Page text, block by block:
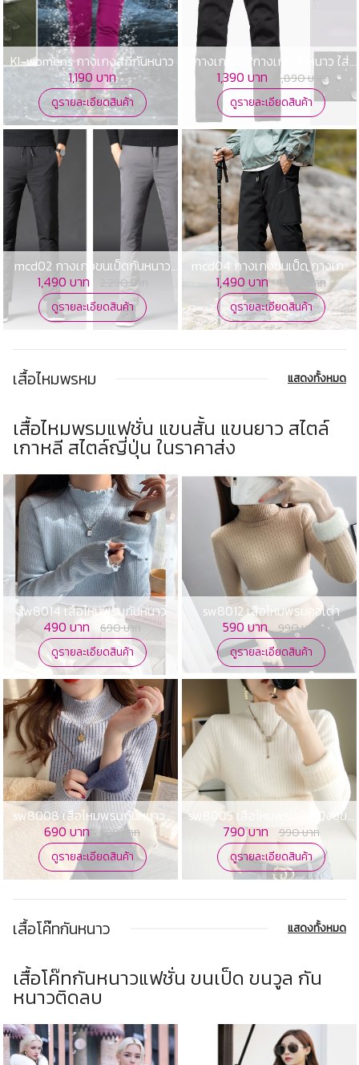
KI-womens กางเกงสกีกันหนาว
1,190 บาท
ดูรายละเอียดสินค้า
กางเกงสกี กางเกงกันหนาว ใส่
เล่นหิมะ Outdoor hiking pant
1,390 บาท
1,890 บาท
ดูรายละเอียดสินค้า
mcd02 กางเกงขนเป็ดกันหนาว
กางเงกันลม
1,490 บาท
2,290 บาท
ดูรายละเอียดสินค้า
mcd04 กางเกงขนเป็ด กางเกง
สกี กางเกงกันน้ำ
1,490 บาท
1,890 บาท
ดูรายละเอียดสินค้า
เสื้อไหมพรหม แสดงทั้งหมด
เสื้อไหมพรมแฟชั่น แขนสั้น แขนยาว สไตล์
เกาหลี สไตล์ญี่ปุ่น ในราคาส่ง
sw8014 เสื้อไหมพรมกันหนาว
490 บาท
690 บาท
ดูรายละเอียดสินค้า
sw8012 เสื้อไหมพรมคอเต่า
590 บาท
990 บาท
ดูรายละเอียดสินค้า
sw8008 เสื้อไหมพรมกันหนาวบุ
ขนกำมะหยี่ด้านใน
690 บาท
790 บาท
ดูรายละเอียดสินค้า
sw8005 เสื้อไหมพรมผู้หญิงบุขน
กำมะหยี่
790 บาท
990 บาท
ดูรายละเอียดสินค้า
เสื้อโค๊ทกันหนาว แสดงทั้งหมด
เสื้อโค๊ทกันหนาวแฟชั่น ขนเป็ด ขนวูล กัน
หนาวติดลบ